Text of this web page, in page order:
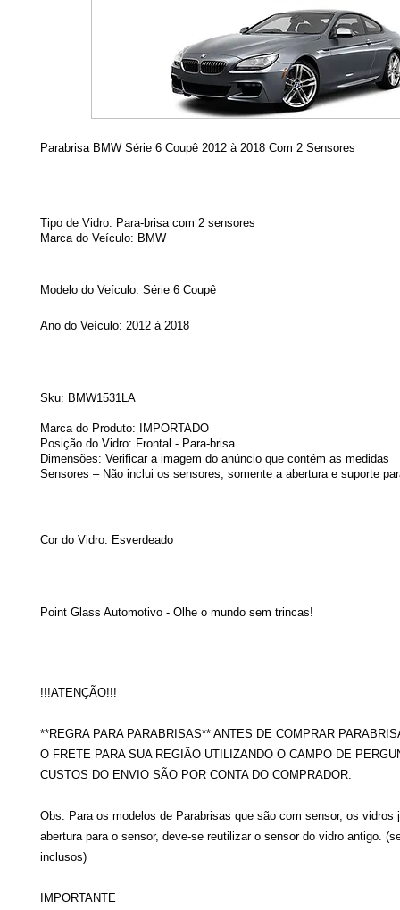
Parabrisa BMW Série 6 Coupê 2012 à 2018 Com 2 Sensores
Tipo de Vidro: Para-brisa com 2 sensores
Marca do Veículo: BMW
Modelo do Veículo: Série 6 Coupê
Ano do Veículo: 2012 à 2018
Sku: BMW1531LA
Marca do Produto: IMPORTADO
Posição do Vidro: Frontal - Para-brisa
Dimensões: Verificar a imagem do anúncio que contém as medidas
Sensores – Não inclui os sensores, somente a abertura e suporte
Cor do Vidro: Esverdeado
Point Glass Automotivo - Olhe o mundo sem trincas!
!!!ATENÇÃO!!!
**REGRA PARA PARABRISAS** ANTES DE COMPRAR
O FRETE PARA SUA REGIÃO UTILIZANDO O CAMPO DE
CUSTOS DO ENVIO SÃO POR CONTA DO COMPRADOR.
Obs: Para os modelos de Parabrisas que são com sensor, os vidros
abertura para o sensor, deve-se reutilizar o sensor do vidro antigo.
inclusos)
IMPORTANTE